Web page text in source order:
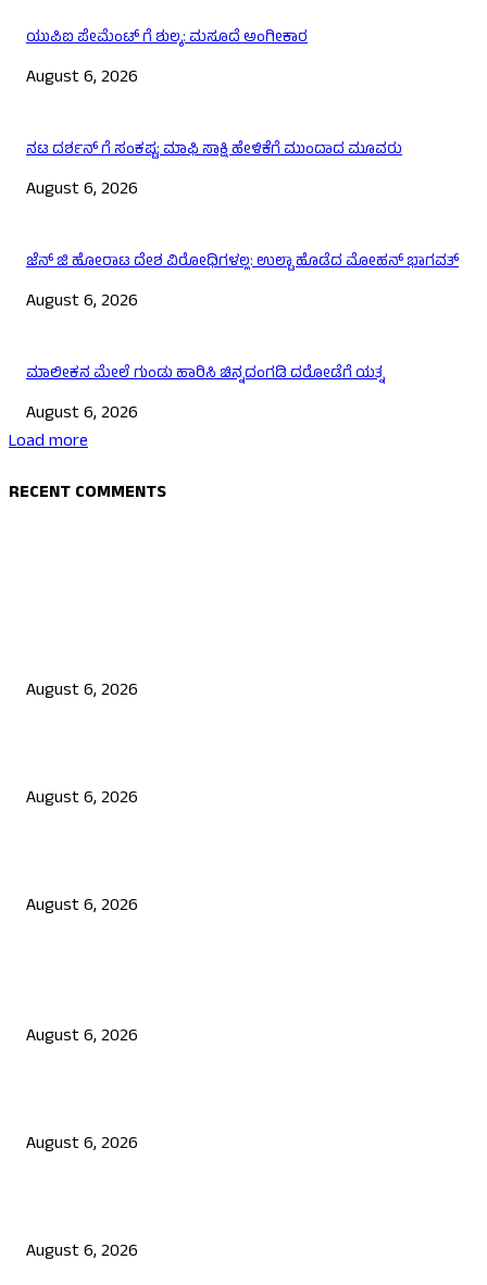
ಯುಪಿಐ ಪೇಮೆಂಟ್ ಗೆ ಶುಲ್ಕ: ಮಸೂದೆ ಅಂಗೀಕಾರ
August 6, 2026
ನಟ ದರ್ಶನ್ ಗೆ ಸಂಕಷ್ಟ: ಮಾಫಿ ಸಾಕ್ಷಿ ಹೇಳಿಕೆಗೆ ಮುಂದಾದ ಮೂವರು
August 6, 2026
ಜೆನ್ ಜಿ ಹೋರಾಟ ದೇಶ ವಿರೋಧಿಗಳಲ್ಲ: ಉಲ್ಟಾ ಹೊಡೆದ ಮೋಹನ್ ಭಾಗವತ್
August 6, 2026
ಮಾಲೀಕನ ಮೇಲೆ ಗುಂಡು ಹಾರಿಸಿ ಚಿನ್ನದಂಗಡಿ ದರೋಡೆಗೆ ಯತ್ನ
August 6, 2026
Load more
RECENT COMMENTS
August 6, 2026
August 6, 2026
August 6, 2026
August 6, 2026
August 6, 2026
August 6, 2026